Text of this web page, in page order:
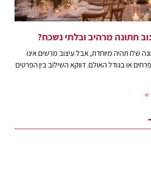
חתונה מרהיב ובלתי נשכח?
שלו תהיה מיוחדת, אבל עיצוב מרשים אינו
או בגודל האולם. דווקא השילוב בין הפרטים